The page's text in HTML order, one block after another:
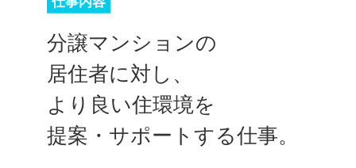
分譲マンションの
居住者に対し、
より良い住環境を
提案・サポートする仕事。